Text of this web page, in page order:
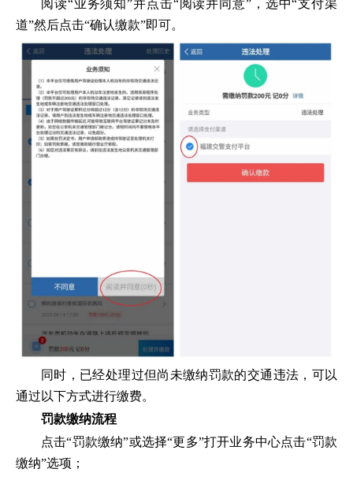
阅读“业务须知”并点击“阅读并同意”，选中“支付渠
道”然后点击“确认缴款”即可。
同时，已经处理过但尚未缴纳罚款的交通违法，可以
通过以下方式进行缴费。
罚款缴纳流程
点击“罚款缴纳”或选择“更多”打开业务中心点击“罚款
缴纳”选项；